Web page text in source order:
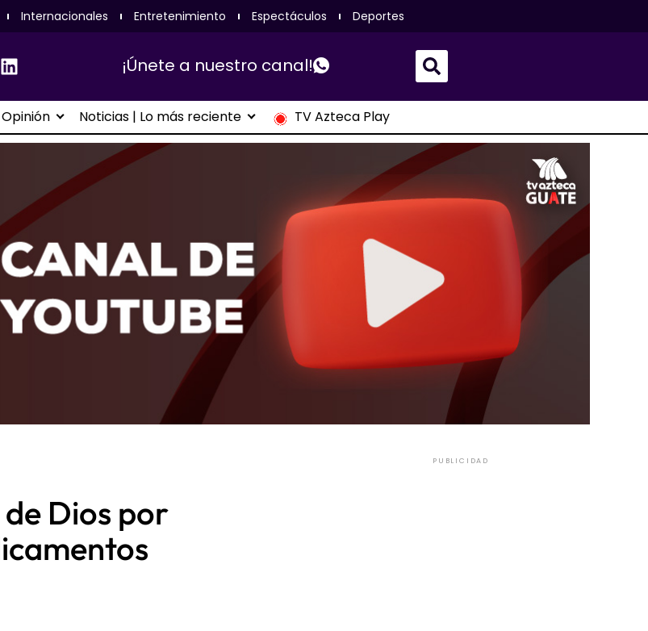
Internacionales Entretenimiento Espectáculos Deportes
¡Únete a nuestro canal!
Noticias | Lo más reciente TV Azteca Play
Dios por
PUBLICIDAD